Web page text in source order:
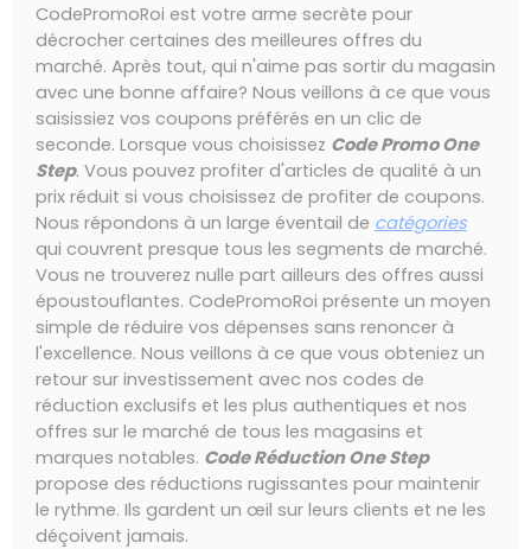
CodePromoRoi est votre arme secrète pour
décrocher certaines des meilleures offres du
marché. Après tout, qui n'aime pas sortir du magasin
avec une bonne affaire? Nous veillons à ce que vous
saisissiez vos coupons préférés en un clic de
seconde. Lorsque vous choisissez Code Promo One
Step. Vous pouvez profiter d'articles de qualité à un
prix réduit si vous choisissez de profiter de coupons.
Nous répondons à un large éventail de catégories
qui couvrent presque tous les segments de marché.
Vous ne trouverez nulle part ailleurs des offres aussi
époustouflantes. CodePromoRoi présente un moyen
simple de réduire vos dépenses sans renoncer à
l'excellence. Nous veillons à ce que vous obteniez un
retour sur investissement avec nos codes de
réduction exclusifs et les plus authentiques et nos
offres sur le marché de tous les magasins et
marques notables. Code Réduction One Step
propose des réductions rugissantes pour maintenir
le rythme. Ils gardent un œil sur leurs clients et ne les
déçoivent jamais.